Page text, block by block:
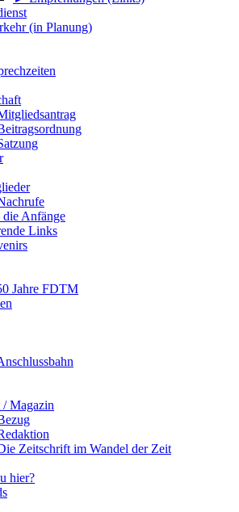
(in Planung)
Anfänge
Links
Jahre FDTM
Magazin
Zeitschrift im Wandel der Zeit
hier?